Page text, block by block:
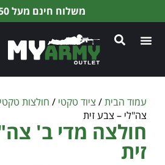
משלוח חינם מעל 150 ש"ח
עמוד הבית/ ציוד טקטי / חולצות
צה"לי – צבע זית
חולצה מדי ב'
זית